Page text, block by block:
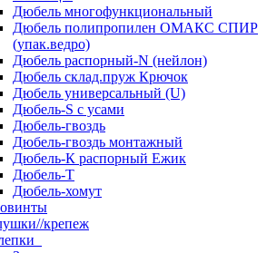
Дюбель многофункциональный
Дюбель полипропилен ОМАКС СПИР
(упак.ведро)
Дюбель распорный-N (нейлон)
Дюбель склад.пруж Крючок
Дюбель универсальный (U)
Дюбель-S с усами
Дюбель-гвоздь
Дюбель-гвоздь монтажный
Дюбель-К распорный Ежик
Дюбель-Т
Дюбель-хомут
крепеж